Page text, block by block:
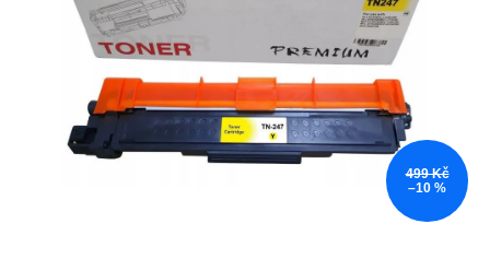
499 Kč
–10 %